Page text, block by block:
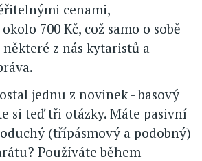
cenami,
700 Kč, což samo o sobě
z nás kytaristů a
jednu z novinek - basový
si teď tři otázky. Máte pasivní
(třípásmový a podobný)
Používáte během